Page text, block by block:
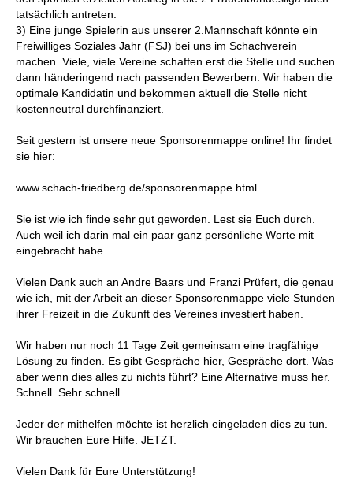
tatsächlich antreten.
3) Eine junge Spielerin aus unserer 2.Mannschaft könnte ein
Freiwilliges Soziales Jahr (FSJ) bei uns im Schachverein
machen. Viele, viele Vereine schaffen erst die Stelle und suchen
dann händeringend nach passenden Bewerbern. Wir haben die
optimale Kandidatin und bekommen aktuell die Stelle nicht
kostenneutral durchfinanziert.
Seit gestern ist unsere neue Sponsorenmappe online! Ihr findet
sie hier:
www.schach-friedberg.de/sponsorenmappe.html
Sie ist wie ich finde sehr gut geworden. Lest sie Euch durch.
Auch weil ich darin mal ein paar ganz persönliche Worte mit
eingebracht habe.
Vielen Dank auch an Andre Baars und Franzi Prüfert, die genau
wie ich, mit der Arbeit an dieser Sponsorenmappe viele Stunden
ihrer Freizeit in die Zukunft des Vereines investiert haben.
Wir haben nur noch 11 Tage Zeit gemeinsam eine tragfähige
Lösung zu finden. Es gibt Gespräche hier, Gespräche dort. Was
aber wenn dies alles zu nichts führt? Eine Alternative muss her.
Schnell. Sehr schnell.
Jeder der mithelfen möchte ist herzlich eingeladen dies zu tun.
Wir brauchen Eure Hilfe. JETZT.
Vielen Dank für Eure Unterstützung!